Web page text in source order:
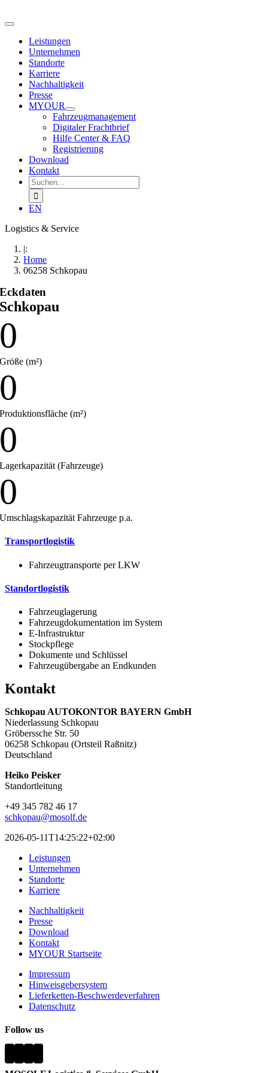
Inhalt
Toggle
NavigationLeistungen
Unternehmen
Standorte
Karriere
Nachhaltigkeit
Presse
MYOUR
Fahrzeugmanagement
Digitaler Frachtbrief
Hilfe Center & FAQ
Registrierung
Download
Kontakt
Suche
nach:
EN
Logistics & Service
|:
Home
06258 Schkopau
Eckdaten
Schkopau
0
Größe (m²)
0
Produktionsfläche (m²)
0
Lagerkapazität (Fahrzeuge)
0
Umschlagskapazität Fahrzeuge p.a.
Transportlogistik
Fahrzeugtransporte per LKW
Standortlogistik
Fahrzeuglagerung
Fahrzeugdokumentation im System
E-Infrastruktur
Stockpflege
Dokumente und Schlüssel
Fahrzeugübergabe an Endkunden
Kontakt
Schkopau AUTOKONTOR BAYERN GmbH
Niederlassung Schkopau
Gröberssche Str. 50
06258 Schkopau (Ortsteil Raßnitz)
Deutschland
Heiko Peisker
Standortleitung
+49 345 782 46 17
schkopau@mosolf.de
2026-05-11T14:25:22+02:00
Leistungen
Unternehmen
Standorte
Karriere
Nachhaltigkeit
Presse
Download
Kontakt
MYOUR Startseite
Impressum
Hinweisgebersystem
Lieferketten-Beschwerdeverfahren
Datenschutz
Follow us